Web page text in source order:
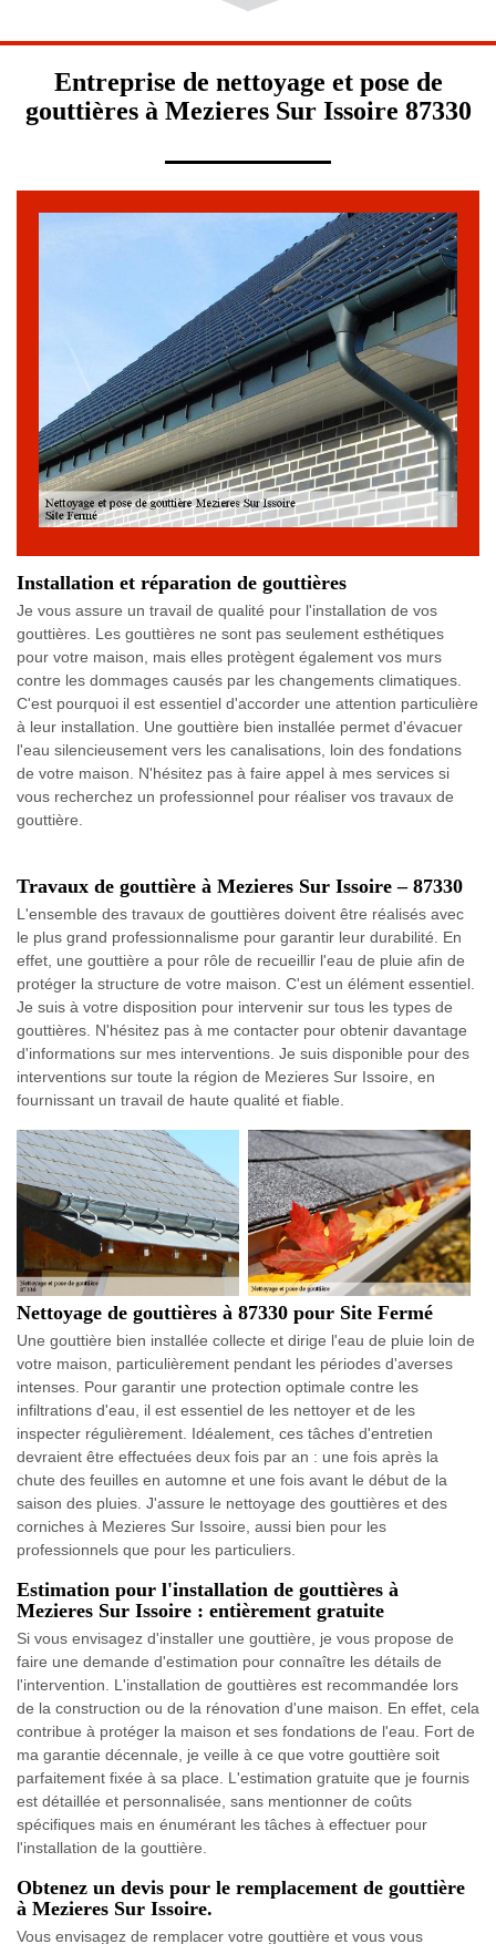
Entreprise de nettoyage et pose de
gouttières à Mezieres Sur Issoire 87330
Installation et réparation de gouttières
Je vous assure un travail de qualité pour l'installation de vos
gouttières. Les gouttières ne sont pas seulement esthétiques
pour votre maison, mais elles protègent également vos murs
contre les dommages causés par les changements climatiques.
C'est pourquoi il est essentiel d'accorder une attention particulière
à leur installation. Une gouttière bien installée permet d'évacuer
l'eau silencieusement vers les canalisations, loin des fondations
de votre maison. N'hésitez pas à faire appel à mes services si
vous recherchez un professionnel pour réaliser vos travaux de
gouttière.
Travaux de gouttière à Mezieres Sur Issoire – 87330
L'ensemble des travaux de gouttières doivent être réalisés avec
le plus grand professionnalisme pour garantir leur durabilité. En
effet, une gouttière a pour rôle de recueillir l'eau de pluie afin de
protéger la structure de votre maison. C'est un élément essentiel.
Je suis à votre disposition pour intervenir sur tous les types de
gouttières. N'hésitez pas à me contacter pour obtenir davantage
d'informations sur mes interventions. Je suis disponible pour des
interventions sur toute la région de Mezieres Sur Issoire, en
fournissant un travail de haute qualité et fiable.
Nettoyage de gouttières à 87330 pour Site Fermé
Une gouttière bien installée collecte et dirige l'eau de pluie loin de
votre maison, particulièrement pendant les périodes d'averses
intenses. Pour garantir une protection optimale contre les
infiltrations d'eau, il est essentiel de les nettoyer et de les
inspecter régulièrement. Idéalement, ces tâches d'entretien
devraient être effectuées deux fois par an : une fois après la
chute des feuilles en automne et une fois avant le début de la
saison des pluies. J'assure le nettoyage des gouttières et des
corniches à Mezieres Sur Issoire, aussi bien pour les
professionnels que pour les particuliers.
Estimation pour l'installation de gouttières à
Mezieres Sur Issoire : entièrement gratuite
Si vous envisagez d'installer une gouttière, je vous propose de
faire une demande d'estimation pour connaître les détails de
l'intervention. L'installation de gouttières est recommandée lors
de la construction ou de la rénovation d'une maison. En effet, cela
contribue à protéger la maison et ses fondations de l'eau. Fort de
ma garantie décennale, je veille à ce que votre gouttière soit
parfaitement fixée à sa place. L'estimation gratuite que je fournis
est détaillée et personnalisée, sans mentionner de coûts
spécifiques mais en énumérant les tâches à effectuer pour
l'installation de la gouttière.
Obtenez un devis pour le remplacement de gouttière
à Mezieres Sur Issoire.
Vous envisagez de remplacer votre gouttière et vous vous